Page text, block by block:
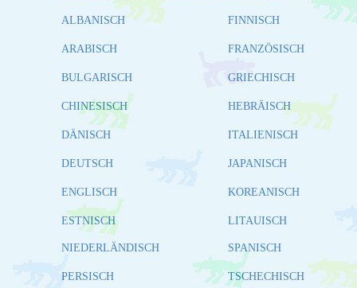
ALBANISCH
ARABISCH
BULGARISCH
CHINESISCH
DÄNISCH
DEUTSCH
ENGLISCH
ESTNISCH
FINNISCH
FRANZÖSISCH
GRIECHISCH
HEBRÄISCH
ITALIENISCH
JAPANISCH
KOREANISCH
LITAUISCH
NIEDERLÄNDISCH
PERSISCH
SPANISCH
TSCHECHISCH